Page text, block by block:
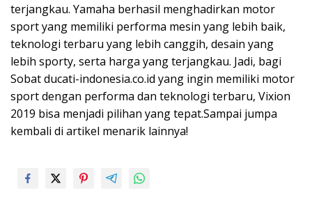
terjangkau. Yamaha berhasil menghadirkan motor
sport yang memiliki performa mesin yang lebih baik,
teknologi terbaru yang lebih canggih, desain yang
lebih sporty, serta harga yang terjangkau. Jadi, bagi
Sobat ducati-indonesia.co.id yang ingin memiliki motor
sport dengan performa dan teknologi terbaru, Vixion
2019 bisa menjadi pilihan yang tepat.Sampai jumpa
kembali di artikel menarik lainnya!